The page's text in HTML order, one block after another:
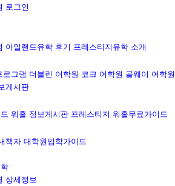
로그인
아일랜드유학 후기 프레스티지유학 소개
로그램 더블린 어학원 코크 어학원 골웨이 어학원
게시판
워홀 정보게시판 프레스티지 워홀무료가이드
책자 대학원입학가이드
상세정보